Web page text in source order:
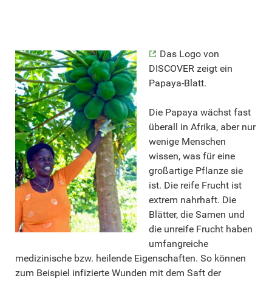
Das Logo von
DISCOVER zeigt ein
Papaya-Blatt.
Die Papaya wächst fast
überall in Afrika, aber nur
wenige Menschen
wissen, was für eine
großartige Pflanze sie
ist. Die reife Frucht ist
extrem nahrhaft. Die
Blätter, die Samen und
die unreife Frucht haben
umfangreiche
medizinische bzw. heilende Eigenschaften. So können
zum Beispiel infizierte Wunden mit dem Saft der